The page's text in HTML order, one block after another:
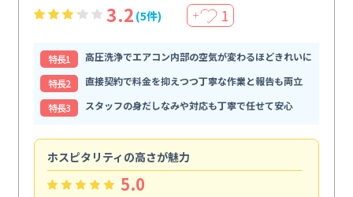
3.2 (5件) ＋ 1
特⻑1
高圧洗浄でエアコン内部の空気が変わるほどきれいに
特⻑2
直接契約で料金を抑えつつ丁寧な作業と報告も両立
特⻑3
スタッフの身だしなみや対応も丁寧で任せて安心
ホスピタリティの高さが魅力
5.0